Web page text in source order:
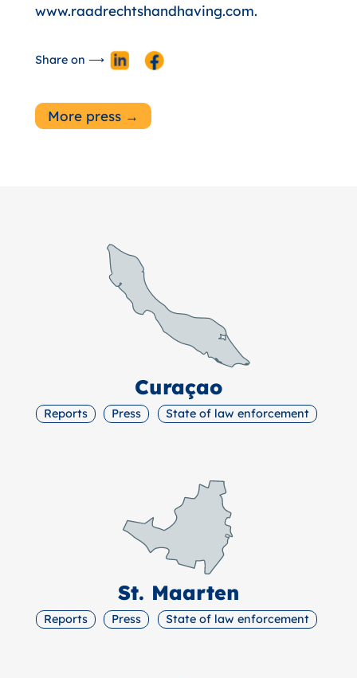
www.raadrechtshandhaving.com.
Share on ⟶
More press →
Curaçao
Reports Press State of law enforcement
St. Maarten
Reports Press State of law enforcement